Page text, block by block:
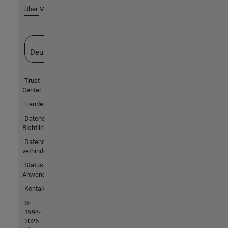
Über MathWorks
Deutschland
Trust
Center
Handelsmarken
Datenschutz-
Richtlinien
Datendiebstahl
verhindern
Status von
Anwendungen
Kontakt
©
1994-
2026